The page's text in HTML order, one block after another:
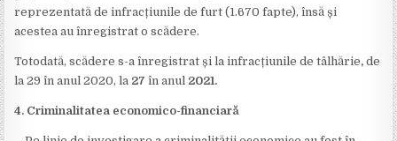
reprezentată de infracțiunile de furt (1.670 fapte), însă și
acestea au înregistrat o scădere.
Totodată, scădere s-a înregistrat și la infracțiunile de tâlhărie,de
la 29 în anul 2020, la 27în anul 2021.
4. Criminalitatea economico-financiară